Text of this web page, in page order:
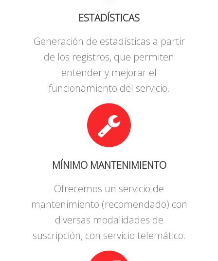
ESTADÍSTICAS
Generación de estadísticas a partir
de los registros, que permiten
entender y mejorar el
funcionamiento del servicio.
MÍNIMO MANTENIMIENTO
Ofrecemos un servicio de
mantenimiento (recomendado) con
diversas modalidades de
suscripción, con servicio telemático.